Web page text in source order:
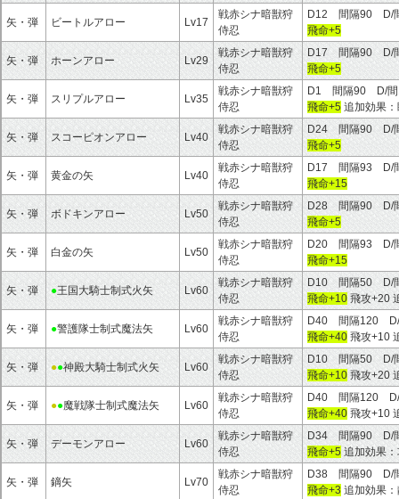
矢・弾 ビートルアロー Lv17
戦赤シナ暗獣狩
侍忍
D12 間隔90 D/
飛命+5
矢・弾 ホーンアロー Lv29
戦赤シナ暗獣狩
侍忍
D17 間隔90 D/
飛命+5
矢・弾 スリプルアロー Lv35
戦赤シナ暗獣狩
侍忍
D1 間隔90 D/
飛命+5 追加効果
矢・弾 スコーピオンアロー Lv40
戦赤シナ暗獣狩
侍忍
D24 間隔90 D/
飛命+5
矢・弾 黄金の矢 Lv40
戦赤シナ暗獣狩
侍忍
D17 間隔93 D/
飛命+15
矢・弾 ボドキンアロー Lv50
戦赤シナ暗獣狩
侍忍
D28 間隔90 D/
飛命+5
矢・弾 白金の矢 Lv50
戦赤シナ暗獣狩
侍忍
D20 間隔93 D/
飛命+15
矢・弾 ●王国大騎士制式火矢 Lv60
戦赤シナ暗獣狩
侍忍
D10 間隔50
飛命+10 飛攻+20
矢・弾 ●警護隊士制式魔法矢 Lv60
戦赤シナ暗獣狩
侍忍
D40 間隔120
飛命+40 飛攻+10
矢・弾 ●●神殿大騎士制式火矢 Lv60
戦赤シナ暗獣狩
侍忍
D10 間隔50
飛命+10 飛攻+20
矢・弾 ●●魔戦隊士制式魔法矢 Lv60
戦赤シナ暗獣狩
侍忍
D40 間隔120
飛命+40 飛攻+10
矢・弾 デーモンアロー Lv60
戦赤シナ暗獣狩
侍忍
D34 間隔90 D/
飛命+5 追加効果
矢・弾 鏑矢 Lv70
戦赤シナ暗獣狩
侍忍
D38 間隔90 D/
飛命+3 追加効果